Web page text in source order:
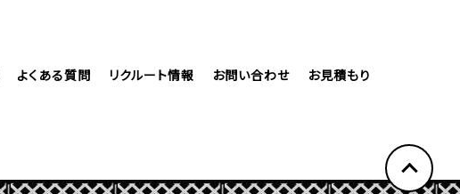
よくある質問 リクルート情報 お問い合わせ
お見積もり